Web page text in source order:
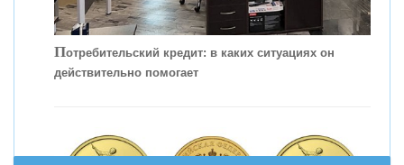
Скорость - один из главных трендов в
кредитовании бизнеса - «Интервью»
Потребительский кредит: в каких ситуациях он
действительно помогает